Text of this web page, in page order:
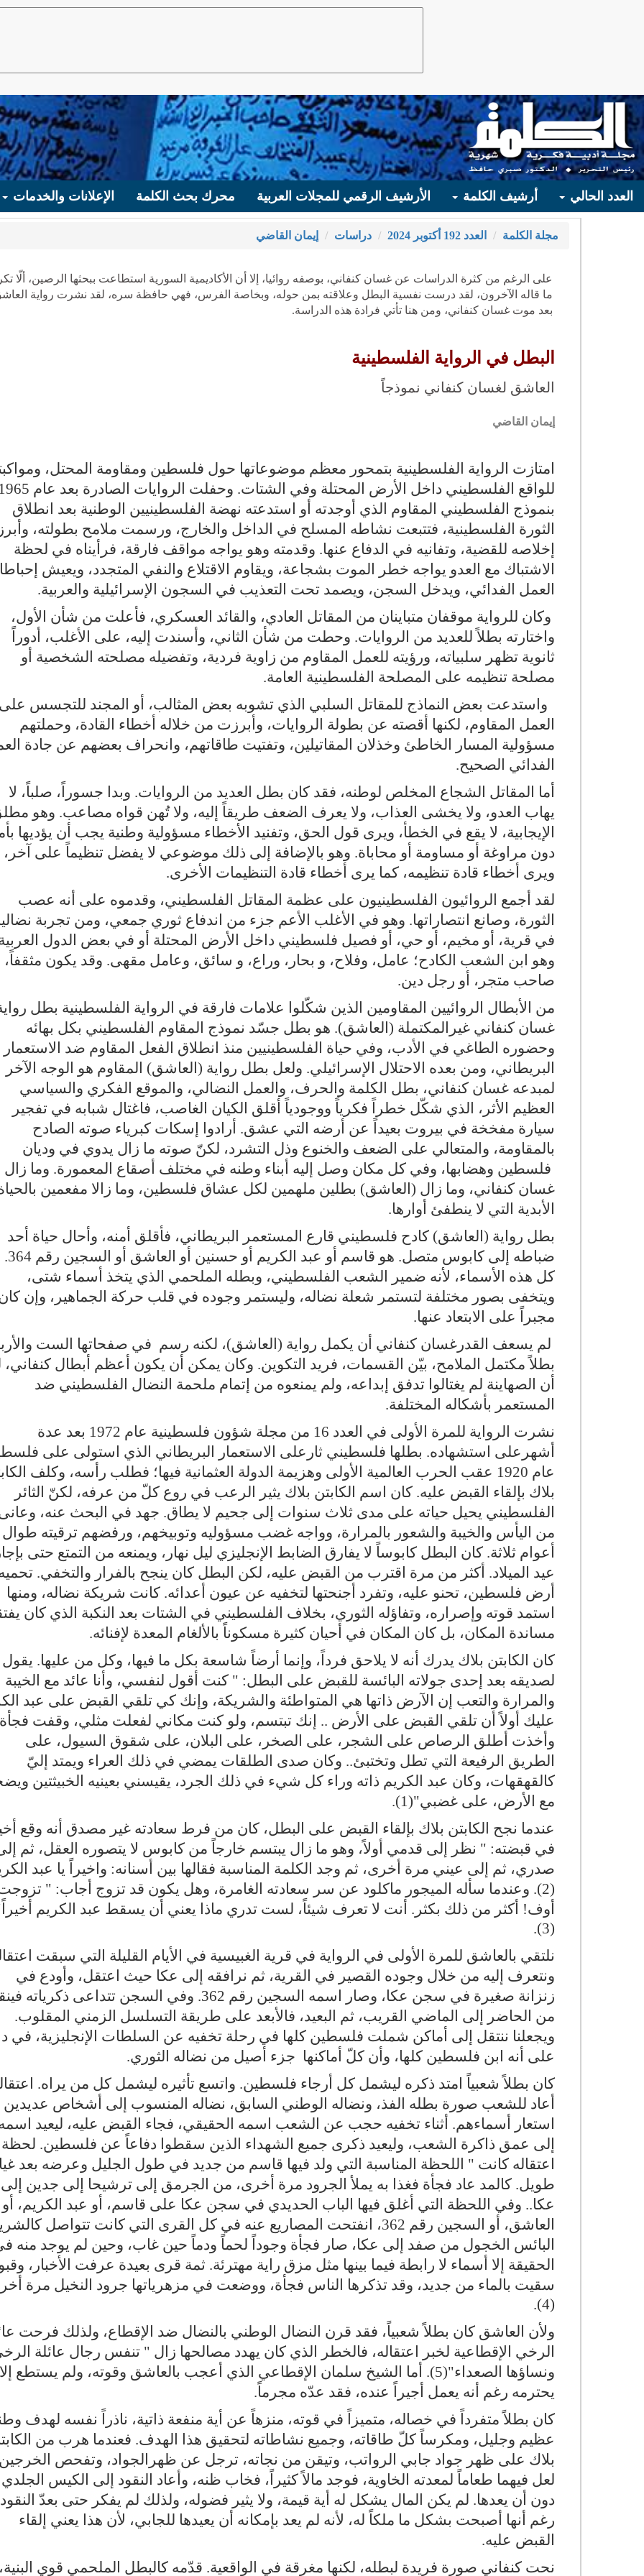
العدد الحالي أرشيف الكلمة الأرشيف الرقمي للمجلات العربية محرك بحث الكلمة الإعلانات والخدمات
مجلة الكلمة العدد 192 أكتوبر 2024 دراسات إيمان القاضي
على الرغم من كثرة الدراسات عن غسان كنفاني، بوصفه روائيا، إلا أن الأكاديمية السورية استطاعت ببحثها الرصين، ألّا
ما قاله الآخرون، لقد درست نفسية البطل وعلاقته بمن حوله، وبخاصة الفرس، فهي حافظة سره، لقد نشرت رواية
بعد موت غسان كنفاني، ومن هنا تأتي فرادة هذه الدراسة.
البطل في الرواية الفلسطينية
العاشق لغسان كنفاني نموذجاً
إيمان القاضي
امتازت الرواية الفلسطينية بتمحور معظم موضوعاتها حول فلسطين ومقاومة المحتل،
للواقع الفلسطيني داخل الأرض المحتلة وفي الشتات. وحفلت الروايات الصادرة بعد عام 1965
بنموذج الفلسطيني المقاوم الذي أوجدته أو استدعته نهضة الفلسطينيين الوطنية بعد انطلاق
الثورة الفلسطينية، فتتبعت نشاطه المسلح في الداخل والخارج، ورسمت ملامح بطولته،
إخلاصه للقضية، وتفانيه في الدفاع عنها. وقدمته وهو يواجه مواقف فارقة، فرأيناه في لحظة
الاشتباك مع العدو يواجه خطر الموت بشجاعة، ويقاوم الاقتلاع والنفي المتجدد، ويعيش
العمل الفدائي، ويدخل السجن، ويصمد تحت التعذيب في السجون الإسرائيلية والعربية.
وكان للرواية موقفان متباينان من المقاتل العادي، والقائد العسكري، فأعلت من شأن الأول،
واختارته بطلاً للعديد من الروايات. وحطت من شأن الثاني، وأسندت إليه، على الأغلب، أدوراً
ثانوية تظهر سلبياته، ورؤيته للعمل المقاوم من زاوية فردية، وتفضيله مصلحته الشخصية أو
مصلحة تنظيمه على المصلحة الفلسطينية العامة.
واستدعت بعض النماذج للمقاتل السلبي الذي تشوبه بعض المثالب، أو المجند للتجسس على
العمل المقاوم، لكنها أقصته عن بطولة الروايات، وأبرزت من خلاله أخطاء القادة، وحملتهم
مسؤولية المسار الخاطئ وخذلان المقاتيلين، وتفتيت طاقاتهم، وانحراف بعضهم عن جادة
الفدائي الصحيح.
أما المقاتل الشجاع المخلص لوطنه، فقد كان بطل العديد من الروايات. وبدا جسوراً، صلباً، لا
يهاب العدو، ولا يخشى العذاب، ولا يعرف الضعف طريقاً إليه، ولا تُهن قواه مصاعب. وهو
الإيجابية، لا يقع في الخطأ، ويرى قول الحق، وتفنيد الأخطاء مسؤولية وطنية يجب أن يؤديها
دون مراوغة أو مساومة أو محاباة. وهو بالإضافة إلى ذلك موضوعي لا يفضل تنظيماً على آخر،
ويرى أخطاء قادة تنظيمه، كما يرى أخطاء قادة التنظيمات الأخرى.
لقد أجمع الروائيون الفلسطينيون على عظمة المقاتل الفلسطيني، وقدموه على أنه عصب
الثورة، وصانع انتصاراتها. وهو في الأغلب الأعم جزء من اندفاع ثوري جمعي، ومن تجربة
في قرية، أو مخيم، أو حي، أو فصيل فلسطيني داخل الأرض المحتلة أو في بعض الدول
وهو ابن الشعب الكادح؛ عامل، وفلاح، و بحار، وراع، و سائق، وعامل مقهى. وقد يكون مثقفاً،
صاحب متجر، أو رجل دين.
من الأبطال الروائيين المقاومين الذين شكّلوا علامات فارقة في الرواية الفلسطينية بطل
غسان كنفاني غيرالمكتملة (العاشق). هو بطل جسّد نموذج المقاوم الفلسطيني بكل بهائه
وحضوره الطاغي في الأدب، وفي حياة الفلسطينيين منذ انطلاق الفعل المقاوم ضد الاستعمار
البريطاني، ومن بعده الاحتلال الإسرائيلي. ولعل بطل رواية (العاشق) المقاوم هو الوجه الآخر
لمبدعه غسان كنفاني، بطل الكلمة والحرف، والعمل النضالي، والموقع الفكري والسياسي
العظيم الأثر، الذي شكّل خطراً فكرياً ووجودياً أقلق الكيان الغاصب، فاغتال شبابه في تفجير
سيارة مفخخة في بيروت بعيداً عن أرضه التي عشق. أرادوا إسكات كبرياء صوته الصادح
بالمقاومة، والمتعالي على الضعف والخنوع وذل التشرد، لكنّ صوته ما زال يدوي في وديان
فلسطين وهضابها، وفي كل مكان وصل إليه أبناء وطنه في مختلف أصقاع المعمورة. وما زال
غسان كنفاني، وما زال (العاشق) بطلين ملهمين لكل عشاق فلسطين، وما زالا مفعمين
الأبدية التي لا ينطفئ أوارها.
بطل رواية (العاشق) كادح فلسطيني قارع المستعمر البريطاني، فأقلق أمنه، وأحال حياة أحد
ضباطه إلى كابوس
كل هذه الأسماء، لأنه ضمير الشعب الفلسطيني، وبطله الملحمي الذي يتخذ أسماء شتى،
ويتخفى بصور مختلفة لتستمر شعلة نضاله، وليستمر وجوده في قلب حركة الجماهير، وإن
مجبراً على الابتعاد عنها.
لم يسعف القدرغسان كنفاني أن يكمل رواية (العاشق)، لكنه رسم في صفحاتها الست
بطلاً مكتمل الملامح، بيّن القسمات، فريد التكوين. وكان يمكن أن يكون أعظم أبطال كنفاني،
أن الصهاينة لم يغتالوا تدفق إبداعه، ولم يمنعوه من إتمام ملحمة النضال الفلسطيني ضد
المستعمر بأشكاله المختلفة.
نشرت الرواية للمرة الأولى في العدد 16 من مجلة شؤون فلسطينية عام 1972 بعد عدة
أشهرعلى استشهاده. بطلها فلسطيني ثارعلى الاستعمار البريطاني الذي استولى على
عام 1920 عقب الحرب العالمية الأولى وهزيمة الدولة العثمانية فيها؛ فطلب رأسه، وكلف
بلاك بإلقاء القبض عليه. كان اسم الكابتن بلاك يثير الرعب في روع كلّ من عرفه، لكنّ الثائر
الفلسطيني يحيل حياته على مدى ثلاث سنوات إلى جحيم لا يطاق. جهد في البحث عنه،
من اليأس والخيبة والشعور بالمرارة، وواجه غضب مسؤوليه وتوبيخهم، ورفضهم ترقيته طوال
أعوام ثلاثة. كان البطل كابوساً لا يفارق الضابط الإنجليزي ليل نهار، ويمنعه من التمتع حتى
عيد الميلاد. أكثر من مرة اقترب من القبض عليه، لكن البطل كان ينجح بالفرار والتخفي.
أرض فلسطين، تحنو عليه، وتفرد أجنحتها لتخفيه عن عيون أعدائه. كانت شريكة نضاله، ومنها
استمد قوته وإصراره، وتفاؤله الثوري، بخلاف الفلسطيني في الشتات بعد النكبة الذي كان
مساندة المكان، بل كان المكان في أحيان كثيرة مسكوناً بالألغام المعدة لإفنائه.
كان الكابتن بلاك يدرك أنه لا يلاحق فرداً، وإنما أرضاً شاسعة بكل ما فيها، وكل من عليها. يقول
لصديقه بعد إحدى جولاته البائسة للقبض على البطل: " كنت أقول لنفسي، وأنا عائد مع الخيبة
والمرارة والتعب إن الآرض ذاتها هي المتواطئة والشريكة، وإنك كي تلقي القبض على عبد
عليك أولاً أن تلقي القبض على الأرض .. إنك تبتسم، ولو كنت مكاني لفعلت مثلي، وقفت فجأة
وأخذت أطلق الرصاص على الشجر، على الصخر، على البلان، على شقوق السيول، على
الطريق الرفيعة التي تطل وتختبئ.. وكان صدى الطلقات يمضي في ذلك العراء ويمتد إليّ
كالقهقهات، وكان عبد الكريم ذاته وراء كل شيء في ذلك الجرد، يقيسني بعينيه الخبيثتين
مع الأرض، على غضبي"(1).
عندما نجح الكابتن بلاك بإلقاء القبض على البطل، كان من فرط سعادته غير مصدق أنه وقع
في قبضته: " نظر إلى قدمي أولاً، وهو ما زال يبتسم خارجاً من كابوس لا يتصوره العقل، ثم
صدري، ثم إلى عيني مرة أخرى، ثم وجد الكلمة المناسبة فقالها بين أسنانه: واخيراً يا عبد
(2). وعندما سأله الميجور ماكلود عن سر سعادته الغامرة، وهل يكون قد تزوج أجاب: "
أوف! أكثر من ذلك بكثر. أنت لا تعرف شيئاً، لست تدري ماذا يعني أن يسقط عبد الكريم
(3).
نلتقي بالعاشق للمرة الأولى في الرواية في قرية الغبيسية في الأيام القليلة التي سبقت
ونتعرف إليه من خلال وجوده القصير في القرية، ثم نرافقه إلى عكا حيث اعتقل، وأودع في
زنزانة صغيرة في سجن عكا، وصار اسمه السجين رقم 362. وفي السجن تتداعى ذكرياته
من الحاضر إلى الماضي القريب، ثم البعيد، فالأبعد على طريقة التسلسل الزمني المقلوب.
ويجعلنا ننتقل إلى أماكن شملت فلسطين كلها في رحلة تخفيه عن السلطات الإنجليزية، في
على أنه ابن فلسطين كلها، وأن كلّ أماكنها جزء أصيل من نضاله الثوري.
كان بطلاً شعبياً امتد ذكره ليشمل كل أرجاء فلسطين. واتسع تأثيره ليشمل كل من يراه.
أعاد للشعب صورة بطله الفذ، ونضاله الوطني السابق، نضاله المنسوب إلى أشخاص عديدين
استعار أسماءهم. أثناء تخفيه حجب عن الشعب اسمه الحقيقي، فجاء القبض عليه، ليعيد
إلى عمق ذاكرة الشعب، وليعيد ذكرى جميع الشهداء الذين سقطوا دفاعاً عن فلسطين. لحظة
اعتقاله كانت " اللحظة المناسبة التي ولد فيها قاسم من جديد في طول الجليل وعرضه بعد
طويل. كالمد عاد فجأة فغذا به يملأ الجرود مرة أخرى، من الجرمق إلى ترشيحا إلى جدين إلى
عكا.. وفي اللحظة التي أغلق فيها الباب الحديدي في سجن عكا على قاسم، أو عبد الكريم، أو
العاشق، أو السجين رقم 362، انفتحت المصاريع عنه في كل القرى التي كانت تتواصل
البائس الخجول من صفد إلى عكا، صار فجأة وجوداً لحماً ودماً حين غاب، وحين لم يوجد منه
الحقيقة إلا أسماء لا رابطة فيما بينها مثل مزق راية مهترئة. ثمة قرى بعيدة عرفت الأخبار،
سقيت بالماء من جديد، وقد تذكرها الناس فجأة، ووضعت في مزهرياتها جرود النخيل مرة
(4).
ولأن العاشق كان بطلاً شعبياً، فقد قرن النضال الوطني بالنضال ضد الإقطاع، ولذلك فرحت
الرخي الإقطاعية لخبر اعتقاله، فالخطر الذي كان يهدد مصالحها زال " تنفس رجال عائلة
ونساؤها الصعداء"(5). أما الشيخ سلمان الإقطاعي الذي أعجب بالعاشق وقوته، ولم يستطع
يحترمه رغم أنه يعمل أجيراً عنده، فقد عدّه مجرماً.
كان بطلاً متفرداً في خصاله، متميزاً في قوته، منزهاً عن أية منفعة ذاتية، ناذراً نفسه لهدف
عظيم وجليل، ومكرساً كلّ طاقاته، وجميع نشاطاته لتحقيق هذا الهدف. فعندما هرب من
بلاك على ظهر جواد جابي الرواتب، وتيقن من نجاته، ترجل عن ظهرالجواد، وتفحص الخرجين
لعل فيهما طعاماً لمعدته الخاوية، فوجد مالاً كثيراً، فخاب ظنه، وأعاد النقود إلى الكيس الجلدي
دون أن يعدها. لم يكن المال يشكل له أية قيمة، ولا يثير فضوله، ولذلك لم يفكر حتى بعدّ
رغم أنها أصبحت بشكل ما ملكاً له، لأنه لم يعد بإمكانه أن يعيدها للجابي، لأن هذا يعني إلقاء
القبض عليه.
نحت كنفاني صورة فريدة لبطله، لكنها مغرقة في الواقعية. قدّمه كالبطل الملحمي قوي البنية،